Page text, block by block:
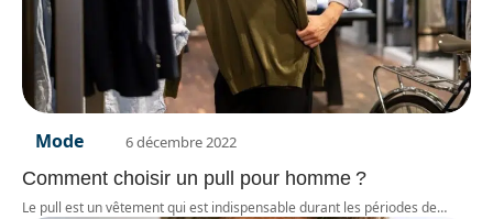
Mode 6 décembre 2022
Comment choisir un pull pour homme ?
Le pull est un vêtement qui est indispensable durant les périodes de…